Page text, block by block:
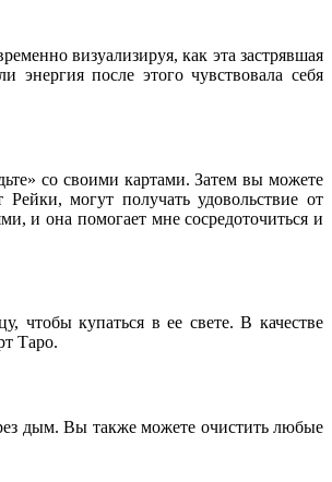
визуализируя, как эта застрявшая
после этого чувствовала себя
со своими картами. Затем вы можете
могут получать удовольствие от
и она помогает мне сосредоточиться и
купаться в ее свете. В качестве
Таро.
дым. Вы также можете очистить любые